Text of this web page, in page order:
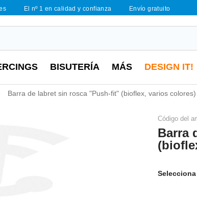
El nº 1 en calidad y confianza Envío gratuito
BISUTERÍA MÁS DESIGN IT!
Barra de labret sin rosca "Push-fit" (bioflex, varios colores)
Código del
Barra